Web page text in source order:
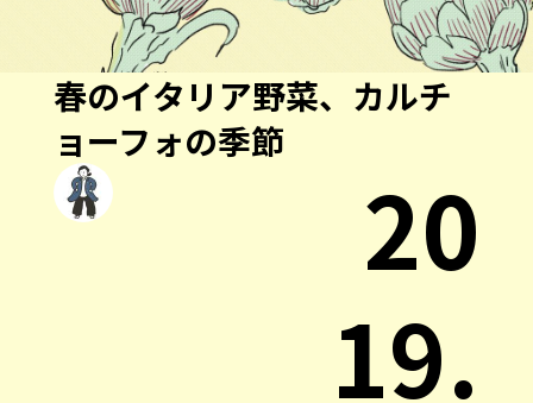
春のイタリア野菜、カルチ
ョーフォの季節
20
19.